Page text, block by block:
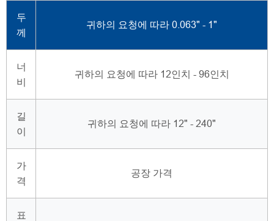
두
께
귀하의 요청에 따라 0.063" - 1"
너
비
귀하의 요청에 따라 12인치 - 96인치
길
이
귀하의 요청에 따라 12" - 240"
가
격
공장 가격
표